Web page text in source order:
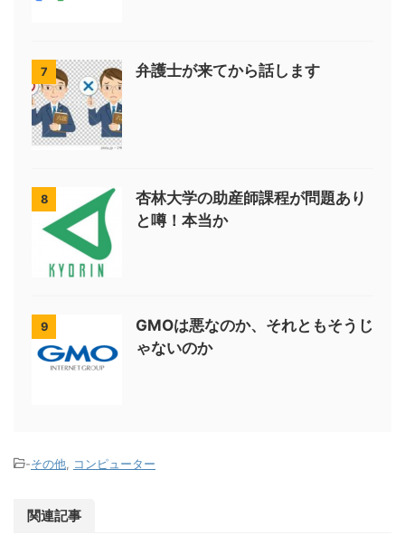
7 弁護士が来てから話します
8
杏林大学の助産師課程が問題あり
と噂！本当か
9
GMOは悪なのか、それともそうじ
ゃないのか
-その他 コンピューター
関連記事